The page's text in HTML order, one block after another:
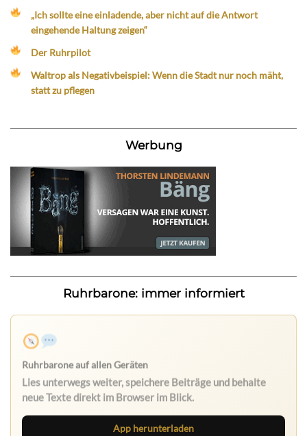
„Ich sollte eine einladende, aber nicht auf die Antwort
eingehende Haltung zeigen“
Der Ruhrpilot
Waltrop als Negativbeispiel: Wenn die Stadt nur noch mäht,
statt zu pflegen
Werbung
Ruhrbarone: immer informiert
Ruhrbarone auf allen Geräten
Lies unterwegs weiter, speichere Beiträge und behalte
neue Texte direkt im Browser im Blick.
App herunterladen